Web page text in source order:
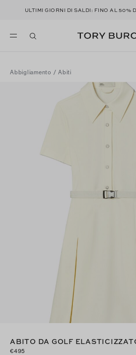
ULTIMI GIORNI DI SALDI: FINO AL 50%
Abbigliamento / Abiti
ABITO DA GOLF
€495